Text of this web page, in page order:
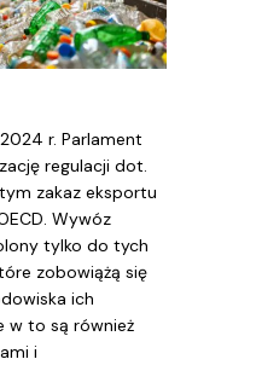
r. Parlament
regulacji dot.
zakaz eksportu
Wywóz
tylko do tych
zobowiążą się
ich
w to są również
i